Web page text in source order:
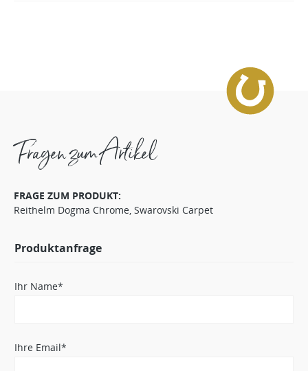
Fragen zum Artikel
FRAGE ZUM PRODUKT:
Reithelm Dogma Chrome, Swarovski Carpet
Produktanfrage
Ihr Name*
Ihre Email*